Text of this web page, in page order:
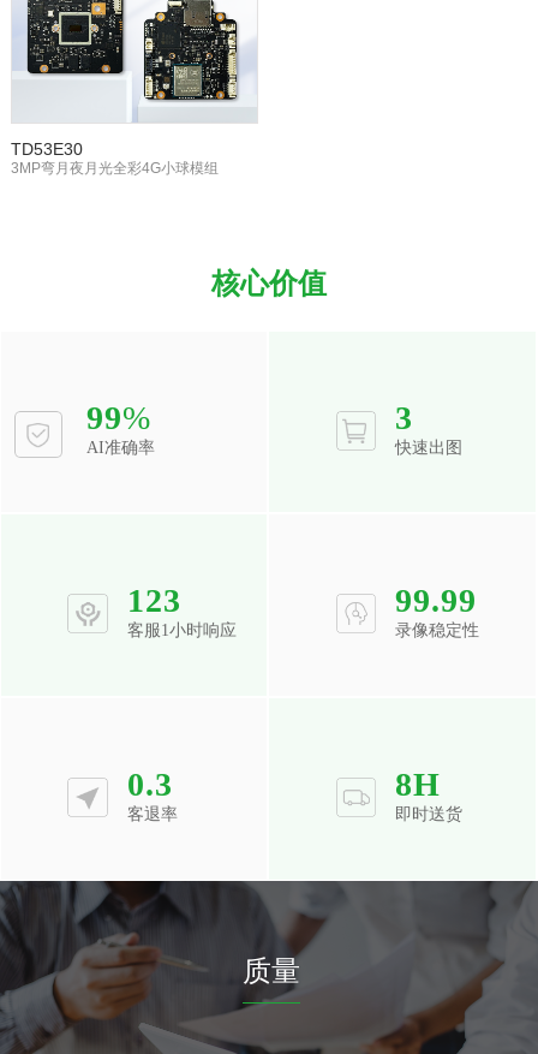
TD53E30
3MP弯月夜月光全彩4G小球模组
核心价值
99%
AI准确率
3
快速出图
123
客服1小时响应
99.99
录像稳定性
0.3
客退率
8H
即时送货
质量